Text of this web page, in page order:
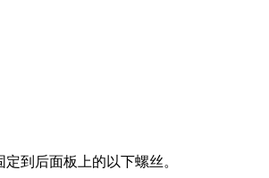
到后面板上的以下螺丝。